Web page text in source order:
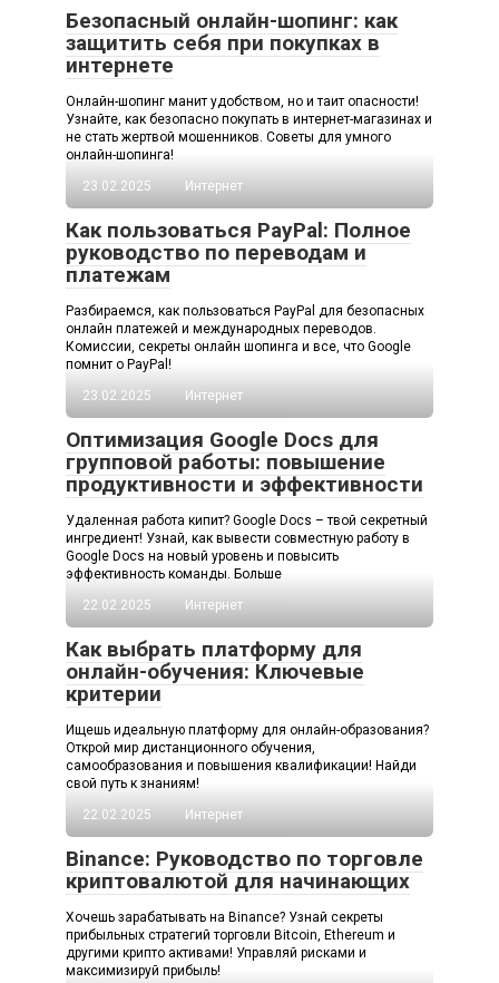
Безопасный онлайн-шопинг: как
защитить себя при покупках в
интернете
Онлайн-шопинг манит удобством, но и таит опасности!
Узнайте, как безопасно покупать в интернет-магазинах и
не стать жертвой мошенников. Советы для умного
онлайн-шопинга!
23.02.2025
Интернет
Как пользоваться PayPal: Полное
руководство по переводам и
платежам
Разбираемся, как пользоваться PayPal для безопасных
онлайн платежей и международных переводов.
Комиссии, секреты онлайн шопинга и все, что Google
помнит о PayPal!
23.02.2025
Интернет
Оптимизация Google Docs для
групповой работы: повышение
продуктивности и эффективности
Удаленная работа кипит? Google Docs – твой секретный
ингредиент! Узнай, как вывести совместную работу в
Google Docs на новый уровень и повысить
эффективность команды. Больше
22.02.2025
Интернет
Как выбрать платформу для
онлайн-обучения: Ключевые
критерии
Ищешь идеальную платформу для онлайн-образования?
Открой мир дистанционного обучения,
самообразования и повышения квалификации! Найди
свой путь к знаниям!
22.02.2025
Интернет
Binance: Руководство по торговле
криптовалютой для начинающих
Хочешь зарабатывать на Binance? Узнай секреты
прибыльных стратегий торговли Bitcoin, Ethereum и
другими крипто активами! Управляй рисками и
максимизируй прибыль!